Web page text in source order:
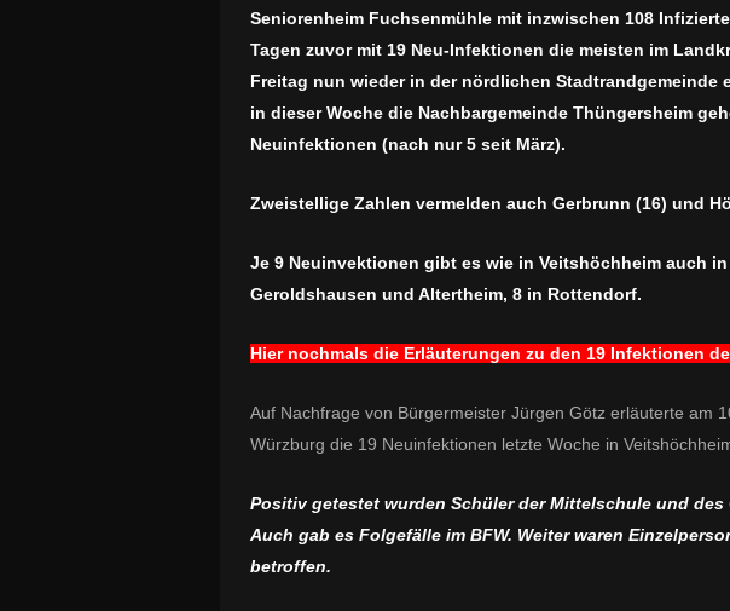
Seniorenheim Fuchsenmühle mit inzwischen 108
Tagen zuvor mit 19 Neu-Infektionen die meisten im
Freitag nun wieder in der nördlichen Stadtrandgemeinde
in dieser Woche die Nachbargemeinde Thüngersheim
Neuinfektionen (nach nur 5 seit März).
Zweistellige Zahlen vermelden auch Gerbrunn (16) und
Je 9 Neuinvektionen gibt es wie in Veitshöchheim auch
Geroldshausen und Altertheim, 8 in Rottendorf.
Hier nochmals die Erläuterungen zu den 19 Infektionen
Auf Nachfrage von Bürgermeister Jürgen Götz erläuterte am
Würzburg die 19 Neuinfektionen letzte Woche in
Positiv getestet wurden Schüler der Mittelschule und des
Auch gab es Folgefälle im BFW. Weiter waren
betroffen.